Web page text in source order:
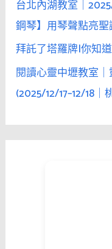
──
當
她
盯
著
畫
不
說
台北內湖教室｜
鋼琴】用琴聲點亮
拜託了塔羅牌|你知
閱讀心靈中壢教室
(2025/12/17–12/18